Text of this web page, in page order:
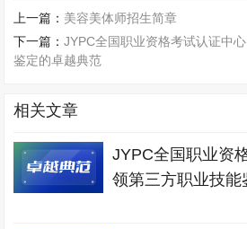
上一篇： 美容美体师招生简章
下一篇：JYPC全国职业资格考试认证中
鉴定的卓越典范
相关文章
JYPC全国职业资
领第三方职业技